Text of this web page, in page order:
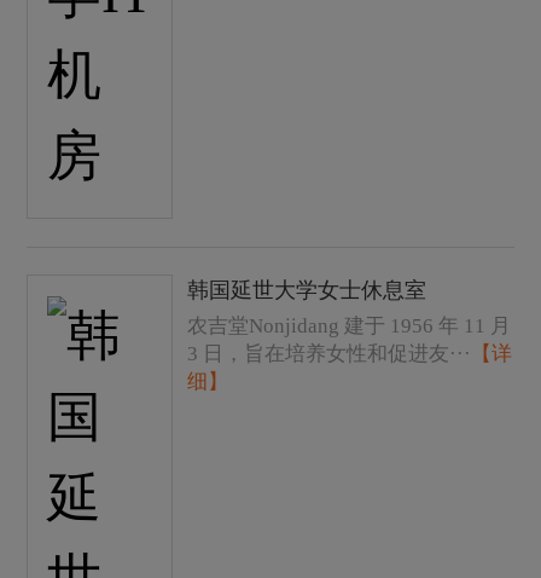
韩国延世大学女士休息室
农吉堂Nonjidang 建于 1956 年 11 月
3 日，旨在培养女性和促进友···
【详
细】